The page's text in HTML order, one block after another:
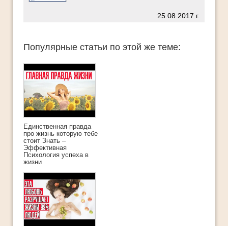
25.08.2017 г.
Популярные статьи по этой же теме:
Единственная правда
про жизнь которую тебе
стоит Знать –
Эффективная
Психология успеха в
жизни